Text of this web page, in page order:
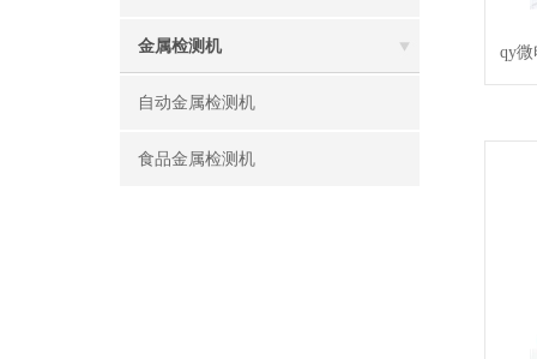
金属检测机
自动金属检测机
食品金属检测机
qy微